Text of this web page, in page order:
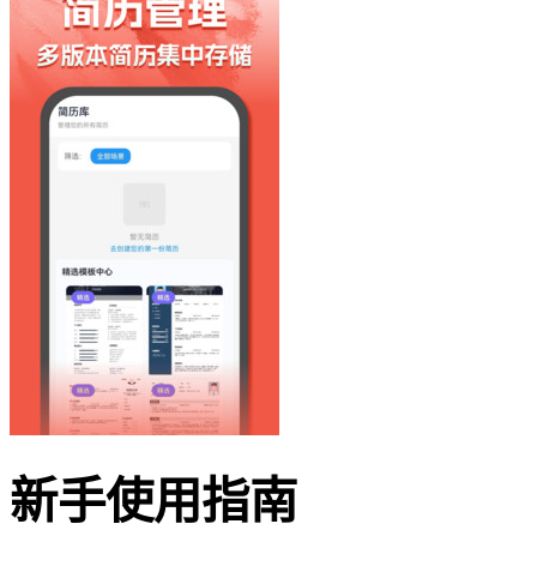
新手使用指南